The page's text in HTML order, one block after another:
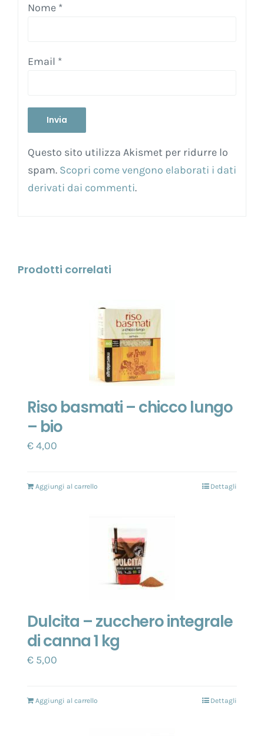
Nome *
Email *
Questo sito utilizza Akismet per ridurre lo
spam. Scopri come vengono elaborati i dati
derivati dai commenti.
Prodotti correlati
Riso basmati – chicco lungo
– bio
€4,00
Aggiungi al carrello Dettagli
Dulcita – zucchero integrale
di canna 1 kg
€ 5,00
Aggiungi al carrello Dettagli